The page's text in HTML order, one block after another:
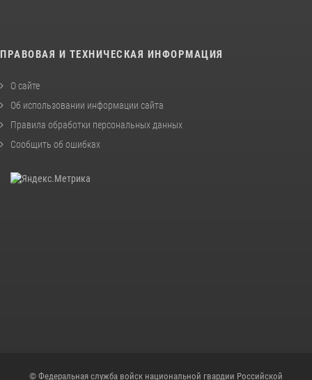
ПРАВОВАЯ И ТЕХНИЧЕСКАЯ ИНФОРМАЦИЯ
О сайте
Об использовании информации сайта
Правила обработки персональных данных
Сообщить об ошибках
© Федеральная служба войск национальной гвардии Российской